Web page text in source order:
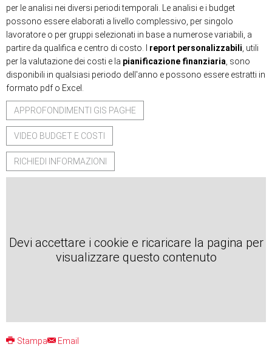
per le analisi nei diversi periodi temporali. Le analisi e i budget
possono essere elaborati a livello complessivo, per singolo
lavoratore o per gruppi selezionati in base a numerose variabili, a
partire da qualifica e centro di costo. I report personalizzabili , utili
per la valutazione dei costi e la pianificazione finanziaria , sono
disponibili in qualsiasi periodo dell'anno e possono essere estratti in
formato pdf o Excel.
APPROFONDIMENTI GIS PAGHE
VIDEO BUDGET E COSTI
RICHIEDI INFORMAZIONI
Devi accettare i cookie e ricaricare la pagina per
visualizzare questo contenuto
Stampa Email